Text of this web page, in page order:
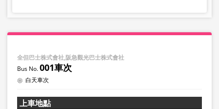
全但巴士株式會社,阪急觀光巴士株式會社
001車次
白天車次
上車地點